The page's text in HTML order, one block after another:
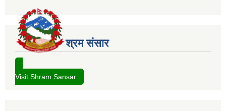
श्रम संसार
Visit Shram Sansar